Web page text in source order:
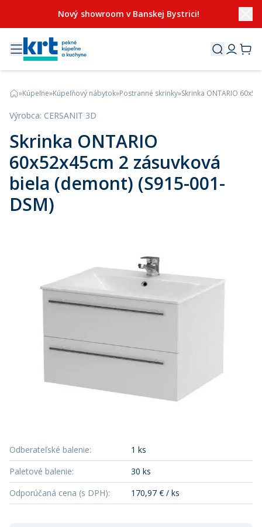
Nový showroom v Banskej Bystrici!
»Kúpeľne»Kúpeľňový nábytok»Postranné skrinky»Skrinka ONTARIO
Výrobca: CERSANIT 3D
Skrinka ONTARIO
60x52x45cm 2 zásuvková
biela (demont) (S915-001-
DSM)
Odberateľské balenie:
1 ks
Paletové balenie:
30 ks
Odporúčaná cena (s DPH): 170,97 € / ks